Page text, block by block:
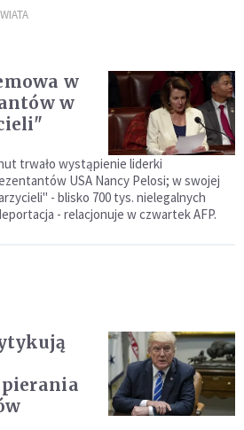
w
w
trwało wystąpienie liderki
USA Nancy Pelosi; w swojej
- blisko 700 tys. nielegalnych
- relacjonuje w czwartek AFP.